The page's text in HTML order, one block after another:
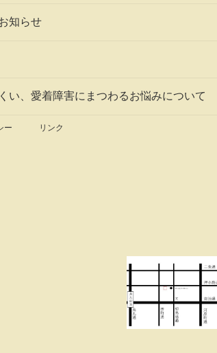
知らせ
い、愛着障害にまつわるお悩みについて
ー リンク